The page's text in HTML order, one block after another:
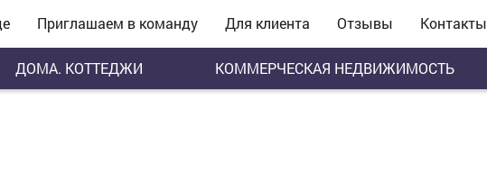
Приглашаем в команду Для клиента Отзывы Контакты
ДОМА. КОТТЕДЖИ КОММЕРЧЕСКАЯ НЕДВИЖИМОСТЬ